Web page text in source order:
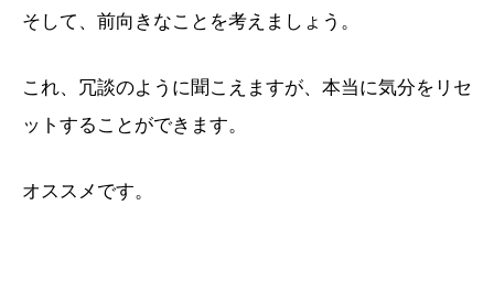
そして、前向きなことを考えましょう。
これ、冗談のように聞こえますが、本当に気分をリセ
ットすることができます。
オススメです。